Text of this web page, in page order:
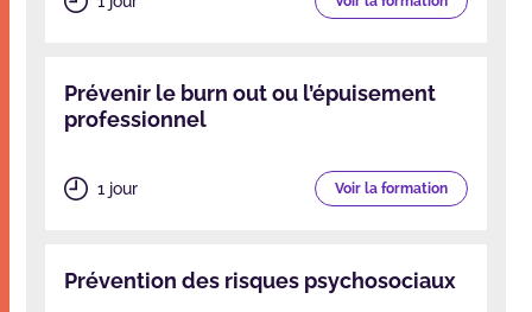
Prévenir le burn out ou l’épuisement
professionnel
1 jour Voir la formation
Prévention des risques psychosociaux